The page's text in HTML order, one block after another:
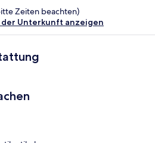
Zeiten beachten)
Unterkunft anzeigen